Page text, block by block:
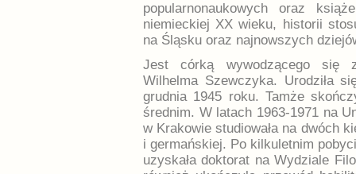
popularnonaukowych oraz
niemieckiej XX wieku, historii
na Śląsku oraz najnowszych
Jest córką wywodzącego się
Wilhelma Szewczyka. Urodziła
grudnia 1945 roku. Tamże
średnim. W latach 1963-1971 na
w Krakowie studiowała na dwóch
i germańskiej. Po kilkuletnim
uzyskała doktorat na Wydziale